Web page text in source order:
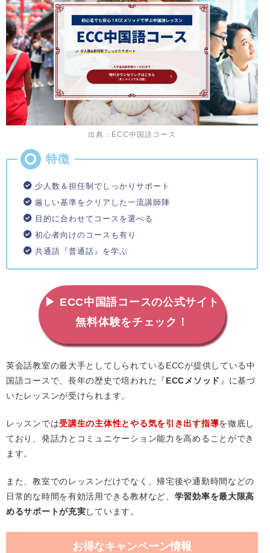
出典：ECC中国語コース
少人数＆担任制でしっかりサポート
厳しい基準をクリアした一流講師陣
目的に合わせてコースを選べる
初心者向けのコースも有り
共通語『普通話』を学ぶ
▶ ECC中国語コースの公式サイト
無料体験をチェック！
英会話教室の最大手としてしられているECCが提供している中
国語コースで、長年の歴史で培われた『ECCメソッド 』に基づ
いたレッスンが受けられます。
レッスンでは受講生の主体性とやる気を引き出す指導を徹底し
ており、発話力とコミュニケーション能力を高めることができ
ます。
また、教室でのレッスンだけでなく、帰宅後や通勤時間などの
日常的な時間を有効活用できる教材など、 学習効率を最大限高
めるサポートが充実しています。
お得なキャンペーン情報